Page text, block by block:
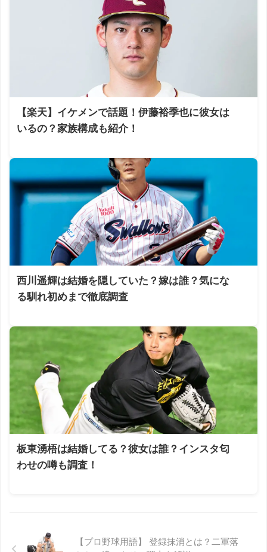
【楽天】イケメンで話題！伊藤裕季也に彼女は
いるの？家族構成も紹介！
西川遥輝は結婚を隠していた？嫁は誰？気にな
る馴れ初めまで徹底調査
板東湧梧は結婚してる？彼女は誰？インスタ匂
わせの噂も調査！
【プロ野球用語】 登録抹消とは？二軍落